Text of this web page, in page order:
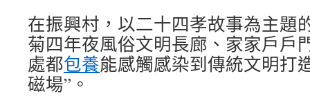
在振興村，以二十四孝故事為主題
菊四年夜風俗文明長廊、家家戶戶
處都包養能感觸感染到傳統文明打
磁場”。